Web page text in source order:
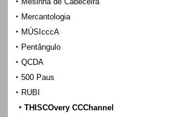
Mercantologia
MÚSIcccA
Pentângulo
QCDA
500 Paus
RUBI
THISCOvery CCChannel